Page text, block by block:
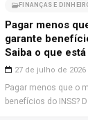
FINANÇAS E
Pagar menos
garante
Saiba o que
27 de julho de 2026
Pagar menos que o
benefícios do INSS?